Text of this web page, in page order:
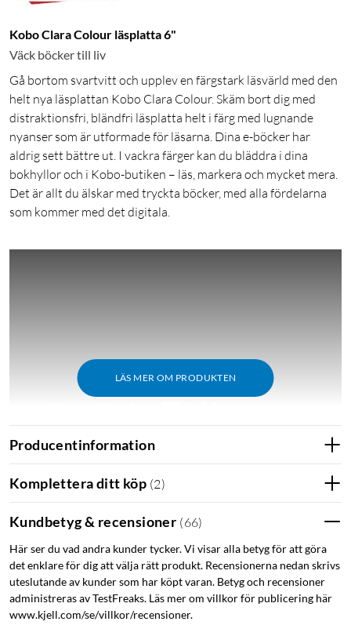
Kobo Clara Colour läsplatta 6"
Väck böcker till liv
Gå bortom svartvitt och upplev en färgstark läsvärld med den
helt nya läsplattan Kobo Clara Colour. Skäm bort dig med
distraktionsfri, bländfri läsplatta helt i färg med lugnande
nyanser som är utformade för läsarna. Dina e-böcker har
aldrig sett bättre ut. I vackra färger kan du bläddra i dina
bokhyllor och i Kobo-butiken – läs, markera och mycket mera.
Det är allt du älskar med tryckta böcker, med alla fördelarna
som kommer med det digitala.
LÄS MER OM PRODUKTEN
Funktioner
Bluetooth-teknologi
Dyk ner i Kobo Stores omfattande samling av e-böcker
och ljudböcker
Låna e-böcker direkt från ditt lokala bibliotek med
OverDrive- och Libby-integration
Använd Pocket för att spara onlineartiklar för
Producentinformation
Komplettera ditt köp (2)
Kundbetyg & recensioner (66)
Här ser du vad andra kunder tycker. Vi visar alla betyg för att göra
det enklare för dig att välja rätt produkt. Recensionerna nedan skrivs
uteslutande av kunder som har köpt varan. Betyg och recensioner
administreras av TestFreaks. Läs mer om villkor för publicering här
www.kjell.com/se/villkor/recensioner.